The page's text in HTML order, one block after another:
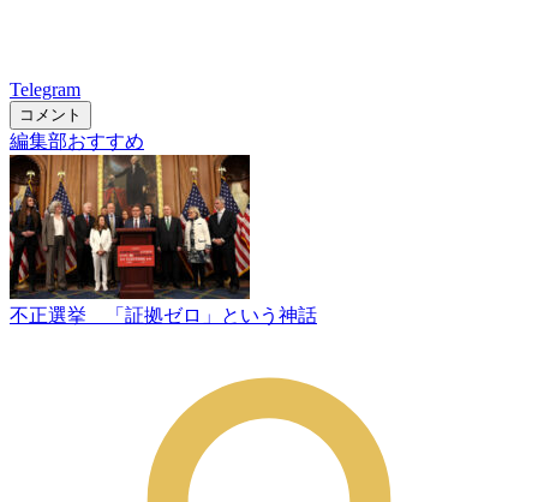
Telegram
コメント
編集部おすすめ
不正選挙 「証拠ゼロ」という神話